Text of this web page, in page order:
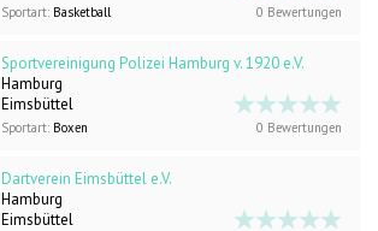
Sportart: Basketball 0 Bewertungen
Sportvereinigung Polizei Hamburg v. 1920 e.V.
Hamburg
Eimsbüttel
Sportart: Boxen 0 Bewertungen
Dartverein Eimsbüttel e.V.
Hamburg
Eimsbüttel